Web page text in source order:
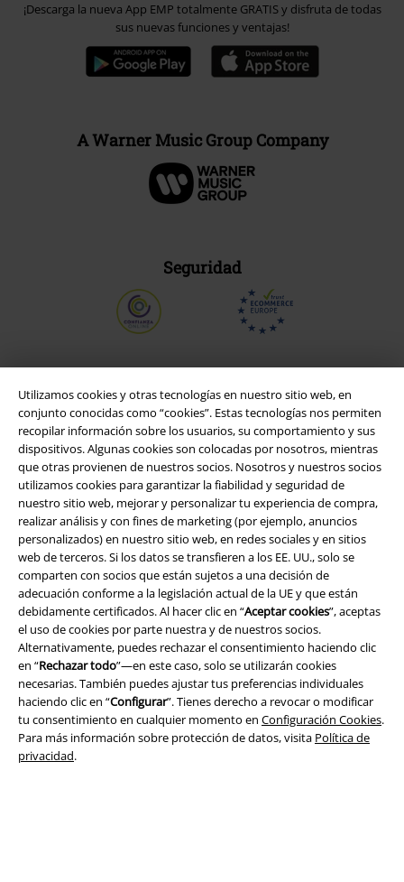
Utilizamos cookies y otras tecnologías en nuestro sitio web, en
conjunto conocidas como “cookies”. Estas tecnologías nos permiten
recopilar información sobre los usuarios, su comportamiento y sus
dispositivos. Algunas cookies son colocadas por nosotros, mientras
que otras provienen de nuestros socios. Nosotros y nuestros socios
utilizamos cookies para garantizar la fiabilidad y seguridad de
nuestro sitio web, mejorar y personalizar tu experiencia de compra,
realizar análisis y con fines de marketing (por ejemplo, anuncios
personalizados) en nuestro sitio web, en redes sociales y en sitios
web de terceros. Si los datos se transfieren a los EE. UU., solo se
comparten con socios que están sujetos a una decisión de
adecuación conforme a la legislación actual de la UE y que están
debidamente certificados. Al hacer clic en “Aceptar cookies”, aceptas
el uso de cookies por parte nuestra y de nuestros socios.
Alternativamente, puedes rechazar el consentimiento haciendo clic
en “Rechazar todo”—en este caso, solo se utilizarán cookies
necesarias. También puedes ajustar tus preferencias individuales
haciendo clic en “Configurar”. Tienes derecho a revocar o modificar
tu consentimiento en cualquier momento en Configuración Cookies.
Para más información sobre protección de datos, visita Política de
privacidad.
¡Descarga la nueva App EMP totalmente GRATIS y disfruta de todas
sus nuevas funciones y ventajas!
A Warner Music Group Company
Seguridad
Legal
Términos y Condiciones
Aviso Legal
Ley protección de datos
Eliminación de residuos y protección del medioambiente
Declaración de Conformidad
Información sobre accesibilidad